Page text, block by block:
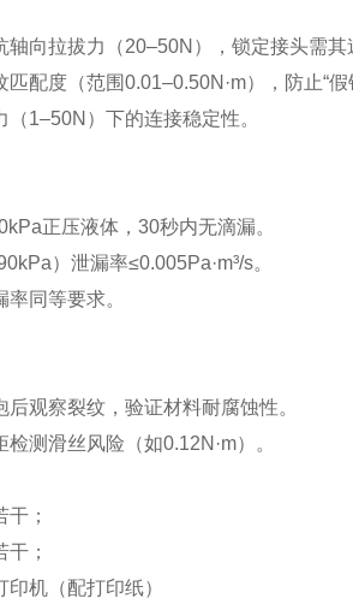
轴向拉拔力（20–50N ），锁定接头需其
匹配度（范围0.01–0.50N·m），防止“假
（1–50N ）下的连接稳定性。
正压液体，30秒内无滴漏。
）泄漏率≤0.005Pa·m³/s‌。
率同等要求。
后观察裂纹，验证材料耐腐蚀性。
检测滑丝风险（如0.12N·m）
。
；
；
机（配打印纸）